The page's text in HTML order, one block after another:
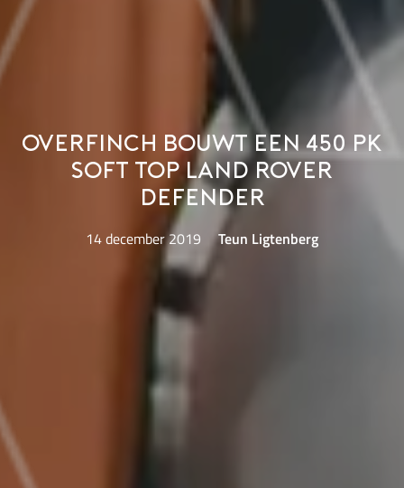
Overfinch bouwt een 450 pk
soft top Land Rover
Defender
14 december 2019 Teun Ligtenberg